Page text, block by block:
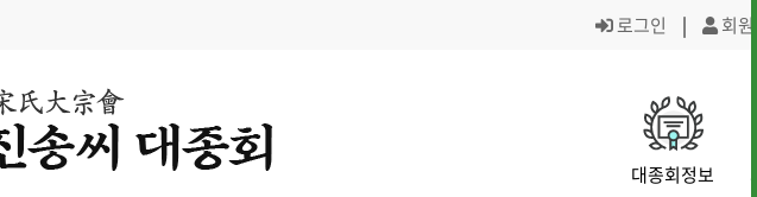
로그인 | 회
대종회정보
· 역대회장,의